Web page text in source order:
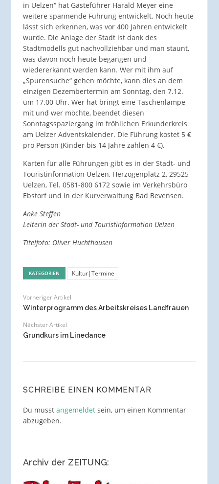
in Uelzen“ hat Gästeführer Harald Meyer eine
weitere spannende Führung entwickelt. Noch heute
lässt sich erkennen, was vor 400 Jahren entwickelt
wurde. Die Anlage der Stadt ist dank des
Stadtmodells gut nachvollziehbar und man staunt,
was davon noch heute begangen und
wiedererkannt werden kann. Wer mit ihm auf
„Spurensuche“ gehen möchte, kann dies an dem
einzigen Dezembertermin am Sonntag, den 7.12.
um 17.00 Uhr. Wer hat bringt eine Taschenlampe
mit und wer möchte, beendet diesen
Sonntagsspaziergang im fröhlichen Erkunderkreis
am Uelzer Adventskalender. Die Führung kostet 5 €
pro Person (Kinder bis 14 Jahre zahlen 4 €).
Karten für alle Führungen gibt es in der Stadt- und
Touristinformation Uelzen, Herzogenplatz 2, 29525
Uelzen, Tel. 0581-800 6172 sowie im Verkehrsbüro
Ebstorf und in der Kurverwaltung Bad Bevensen.
Anke Steffen
Leiterin der Stadt- und Touristinformation Uelzen
Titelfoto: Oliver Huchthausen
KATEGORIEN Kultur|Termine
Vorheriger Artikel
Winterprogramm des Arbeitskreises Landfrauen
Nächster Artikel
Grundkurs im Linedance
SCHREIBE EINEN KOMMENTAR
Du musst angemeldetsein, um einen Kommentar
abzugeben.
Archiv der ZEITUNG: